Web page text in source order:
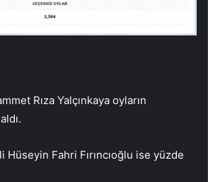
Rıza Yalçınkaya oyların
Hüseyin Fahri Fırıncıoğlu ise yüzde